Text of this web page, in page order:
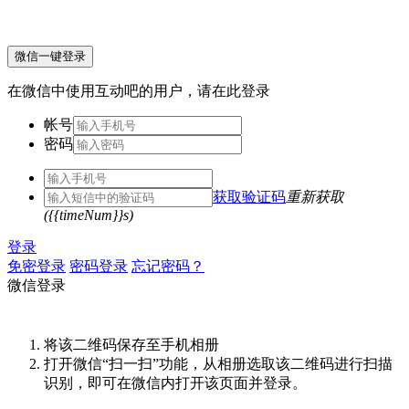
微信一键登录
在微信中使用互动吧的用户，请在此登录
帐号
密码
获取验证码重新获取
({{timeNum}}s)
登录
免密登录 密码登录 忘记密码？
微信登录
将该二维码保存至手机相册
打开微信“扫一扫”功能，从相册选取该二维码进行扫描
识别，即可在微信内打开该页面并登录。